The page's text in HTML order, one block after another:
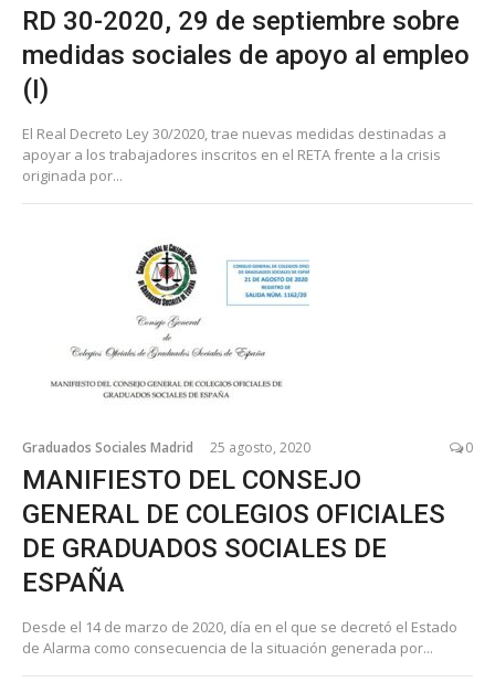
RD 30-2020, 29 de septiembre sobre
medidas sociales de apoyo al empleo
(I)
El Real Decreto Ley 30/2020, trae nuevas medidas destinadas a
apoyar a los trabajadores inscritos en el RETA frente a la crisis
originada por...
Graduados Sociales Madrid 25 agosto, 2020 0
MANIFIESTO DEL CONSEJO
GENERAL DE COLEGIOS OFICIALES
DE GRADUADOS SOCIALES DE
ESPAÑA
Desde el 14 de marzo de 2020, día en el que se decretó el Estado
de Alarma como consecuencia de la situación generada por...